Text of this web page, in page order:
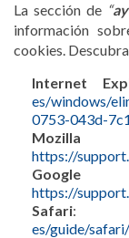
La sección de “
información
cookies.
Internet
es/windows/
0753-043d-
https://
https://
Safari
es/guide/